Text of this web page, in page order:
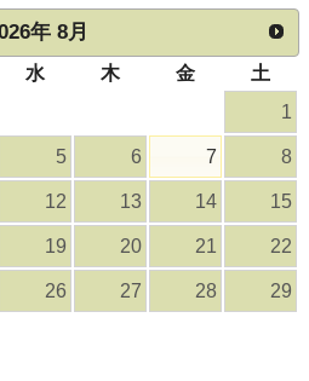
年 8月
水 木 金
土
1
5 6 7 8
12 13 14 15
19 20 21 22
26 27 28 29